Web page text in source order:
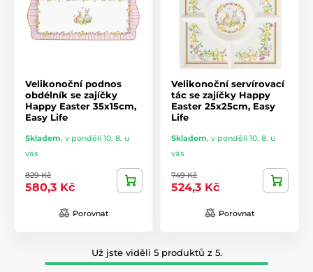
Velikonoční podnos
obdélník se zajíčky
Happy Easter 35x15cm,
Easy Life
Skladem, v pondělí 10. 8. u
vás
829 Kč
580,3 Kč
Porovnat
Velikonoční servírovací
tác se zajíčky Happy
Easter 25x25cm, Easy
Life
Skladem, v pondělí 10. 8. u
vás
749 Kč
524,3 Kč
Porovnat
Už jste viděli 5 produktů z 5.